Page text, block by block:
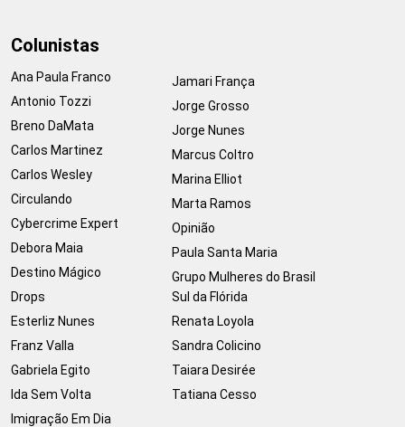
Colunistas
Ana Paula Franco
Antonio Tozzi
Breno DaMata
Carlos Martinez
Carlos Wesley
Circulando
Cybercrime Expert
Debora Maia
Destino Mágico
Drops
Esterliz Nunes
Franz Valla
Gabriela Egito
Ida Sem Volta
Imigração Em Dia
Jamari França
Jorge Grosso
Jorge Nunes
Marcus Coltro
Marina Elliot
Marta Ramos
Opinião
Paula Santa Maria
Grupo Mulheres do Brasil
Sul da Flórida
Renata Loyola
Sandra Colicino
Taiara Desirée
Tatiana Cesso